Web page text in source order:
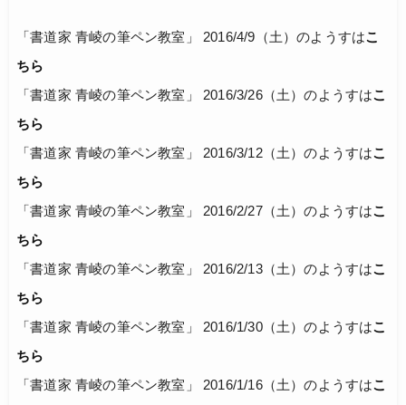
「書道家 青崚の筆ペン教室」 2016/4/9（土）のようすはこ
ちら
「書道家 青崚の筆ペン教室」 2016/3/26（土）のようすはこ
ちら
「書道家 青崚の筆ペン教室」 2016/3/12（土）のようすはこ
ちら
「書道家 青崚の筆ペン教室」 2016/2/27（土）のようすはこ
ちら
「書道家 青崚の筆ペン教室」 2016/2/13（土）のようすはこ
ちら
「書道家 青崚の筆ペン教室」 2016/1/30（土）のようすはこ
ちら
「書道家 青崚の筆ペン教室」 2016/1/16（土）のようすはこ